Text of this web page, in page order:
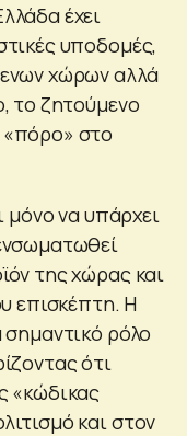
έχει
υποδομές,
χώρων αλλά
το ζητούμενο
στο
μόνο να υπάρχει
της χώρας και
επισκέπτη. Η
σημαντικό ρόλο
ότι
«κώδικας
και στον